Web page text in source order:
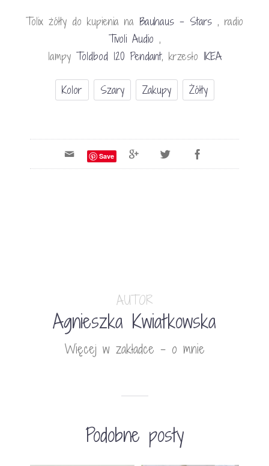
Tolix żółty do kupienia na Bauhaus – Stars , radio
Tivoli Audio ,
lampy Toldbod 120 Pendant, krzesło IKEA
Kolor Szary Zakupy Żółty
Save
AUTOR
Agnieszka Kwiatkowska
Więcej w zakładce - o mnie
Podobne posty